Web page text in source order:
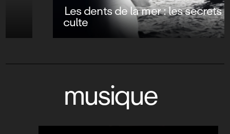
Les dents de la mer : les secrets d’un film
musique